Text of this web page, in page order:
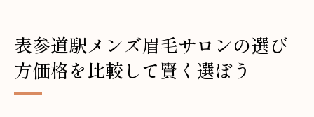
初回割引やクーポンの活用法
メンズ眉毛サロンの価格帯と質の関係
表参道駅メンズ眉毛サロンの選び
方価格を比較して賢く選ぼう